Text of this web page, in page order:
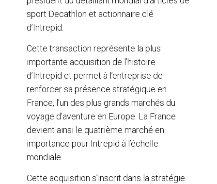
sport Decathlon et actionnaire clé
d’Intrepid.
Cette transaction représente la plus
importante acquisition de l’histoire
d’Intrepid et permet à l’entreprise de
renforcer sa présence stratégique en
France, l’un des plus grands marchés du
voyage d’aventure en Europe. La France
devient ainsi le quatrième marché en
importance pour Intrepid à l’échelle
mondiale.
Cette acquisition s’inscrit dans la stratégie